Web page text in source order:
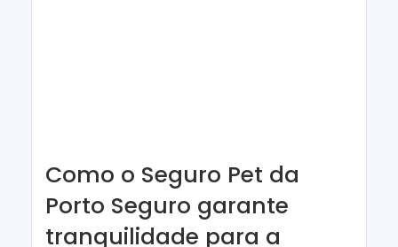
Como o Seguro Pet da
Porto Seguro garante
tranquilidade para a